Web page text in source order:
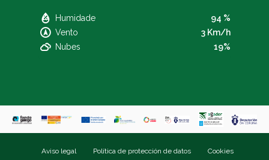
Humidade
94 %
Vento
3 Km/h
Nubes
19%
Aviso legal Política de protección de datos Cookies